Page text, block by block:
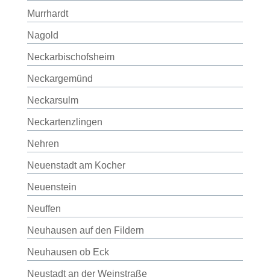
Murrhardt
Nagold
Neckarbischofsheim
Neckargemünd
Neckarsulm
Neckartenzlingen
Nehren
Neuenstadt am Kocher
Neuenstein
Neuffen
Neuhausen auf den Fildern
Neuhausen ob Eck
Neustadt an der Weinstraße